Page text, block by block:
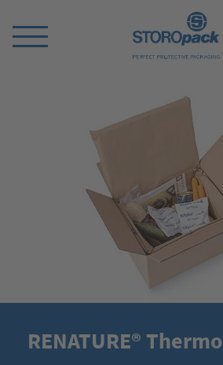
Switch
RENATURE® Thermo